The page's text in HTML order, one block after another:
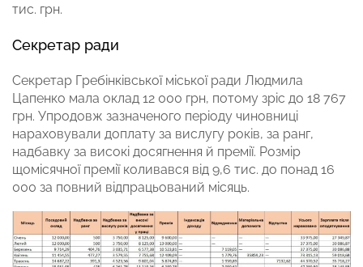
тис. грн.
Секретар ради
Секретар Гребінківської міської ради Людмила
Цапенко мала оклад 12 000 грн, потому зріс до 18 767
грн. Упродовж зазначеного періоду чиновниці
нараховували доплату за вислугу років, за ранг,
надбавку за високі досягнення й премії. Розмір
щомісячної премії коливався від 9,6 тис. до понад 16
000 за повний відпрацьований місяць.